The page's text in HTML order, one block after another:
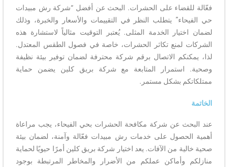
فعّالة للقضاء على الحشرات. البحث عن أفضل “شركة رش مبيدات
حي الفيحاء” يتطلب النظر في التقييمات والأسعار والخبرة، وذلك
لضمان اختيار الخدمة المثلى. يُعتبر التوقيت مثالياً لاستشارة هذه
الشركات لمنع تكاثر الحشرات، خاصة في فصول الطقس المعتدل.
لذا، يمكنكم الاتصال برقم شركة محترفة لضمان توفير بيئة نظيفة
وصحية. استمرار المتابعة مع شركة بريق كلين يضمن حماية
ممتلكاتكم بشكل مستمر.
الخاتمة
عند البحث عن شركة مكافحة الحشرات بحي الفيحاء، يجب مراعاة
أهمية الحصول على خدمات رش مبيدات فعّالة وآمنة، لضمان بيئة
صحية خالية من الآفات. يعد اختيار شركة بريق كلين أمرًا حيويًا لحماية
منازلكم وأماكن عملكم من الأضرار والمخاطر المرتبطة بوجود